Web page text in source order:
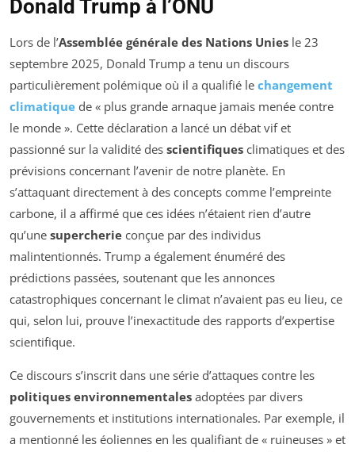
Donald Trump à l’ONU
Lors de l’Assemblée générale des Nations Unies le 23
septembre 2025, Donald Trump a tenu un discours
particulièrement polémique où il a qualifié le changement
climatique de « plus grande arnaque jamais menée contre
le monde ». Cette déclaration a lancé un débat vif et
passionné sur la validité des scientifiques climatiques et des
prévisions concernant l’avenir de notre planète. En
s’attaquant directement à des concepts comme l’empreinte
carbone, il a affirmé que ces idées n’étaient rien d’autre
qu’une supercherie conçue par des individus
malintentionnés. Trump a également énuméré des
prédictions passées, soutenant que les annonces
catastrophiques concernant le climat n’avaient pas eu lieu, ce
qui, selon lui, prouve l’inexactitude des rapports d’expertise
scientifique.
Ce discours s’inscrit dans une série d’attaques contre les
politiques environnementales adoptées par divers
gouvernements et institutions internationales. Par exemple, il
a mentionné les éoliennes en les qualifiant de « ruineuses » et